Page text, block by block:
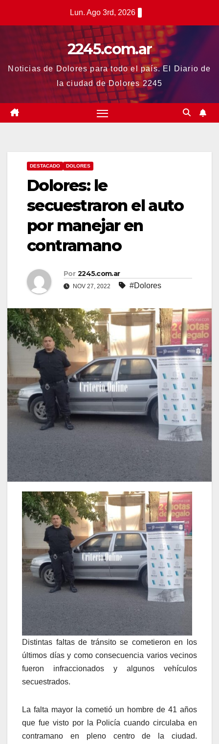
Lun. Ago 3rd, 2026
2245.com.ar
Noticias de Dolores para todo el país. El Diario de
la ciudad de Dolores 2245
DESTACADO DOLORES
Dolores: le
secuestraron el auto
por manejar en
contramano
Por 2245.com.ar
NOV 27, 2022 #Dolores
Distintas faltas de tránsito se cometieron en los
últimos días y como consecuencia varios vecinos
fueron infraccionados y algunos vehículos
secuestrados.
La falta mayor la cometió un hombre de 41 años
que fue visto por la Policía cuando circulaba en
contramano en pleno centro de la ciudad.